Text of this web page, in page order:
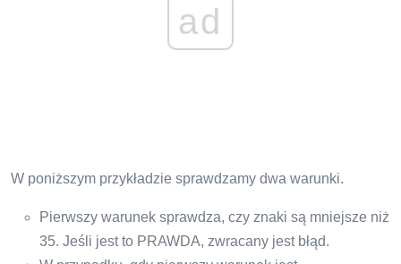
ad
W poniższym przykładzie sprawdzamy dwa warunki.
Pierwszy warunek sprawdza, czy znaki są mniejsze niż
35. Jeśli jest to PRAWDA, zwracany jest błąd.